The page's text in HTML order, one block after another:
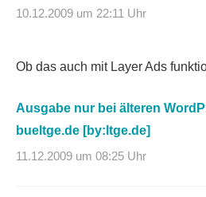
10.12.2009 um 22:11 Uhr
Ob das auch mit Layer Ads
Ausgabe nur bei älteren
bueltge.de [by:ltge.de]
11.12.2009 um 08:25 Uhr